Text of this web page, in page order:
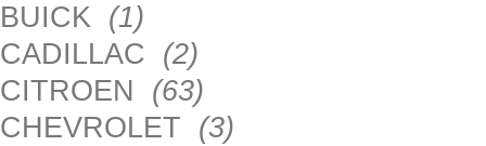
BUICK (1)
CADILLAC (2)
CITROEN (63)
CHEVROLET (3)